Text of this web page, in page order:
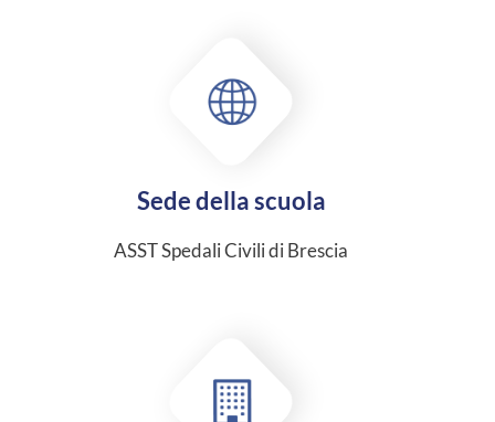
Sede della scuola
ASST Spedali Civili di Brescia